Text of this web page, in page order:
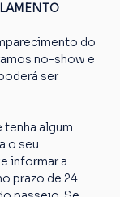
do
no-show e
ser
tenha algum
o seu
informar a
prazo de 24